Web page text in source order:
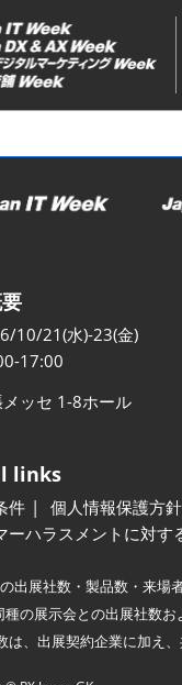
10/21(水)-23(金)
17:00
ッセ 1-8ホール
links
件 個人情報保護方針
ーハラスメントに対す
出展社数・製品数・来場
の展示会との出展社数お
は、出展契約企業に加え